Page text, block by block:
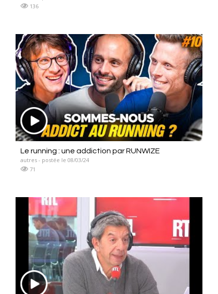
136
Le running : une addiction par RUNWIZE
autres - postée le 08/03/24
71